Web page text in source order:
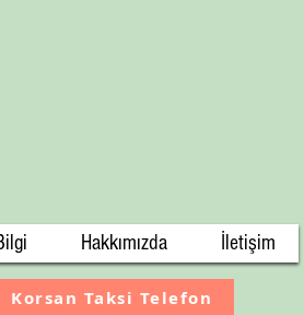
Hakkımızda İletişim
Korsan Taksi Telefon